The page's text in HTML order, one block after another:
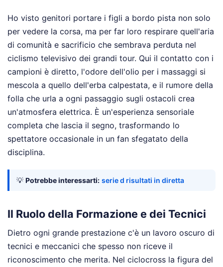
Ho visto genitori portare i figli a bordo pista non solo
per vedere la corsa, ma per far loro respirare quell'aria
di comunità e sacrificio che sembrava perduta nel
ciclismo televisivo dei grandi tour. Qui il contatto con i
campioni è diretto, l'odore dell'olio per i massaggi si
mescola a quello dell'erba calpestata, e il rumore della
folla che urla a ogni passaggio sugli ostacoli crea
un'atmosfera elettrica. È un'esperienza sensoriale
completa che lascia il segno, trasformando lo
spettatore occasionale in un fan sfegatato della
disciplina.
💡 Potrebbe interessarti: serie d risultati in diretta
Il Ruolo della Formazione e dei Tecnici
Dietro ogni grande prestazione c'è un lavoro oscuro di
tecnici e meccanici che spesso non riceve il
riconoscimento che merita. Nel ciclocross la figura del